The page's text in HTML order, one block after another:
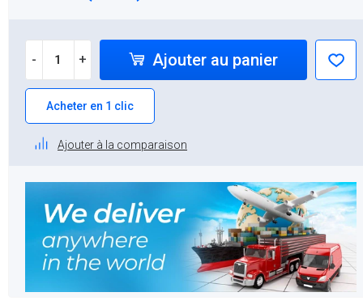
- + Ajouter au panier
Acheter en 1 clic
Ajouter à la comparaison